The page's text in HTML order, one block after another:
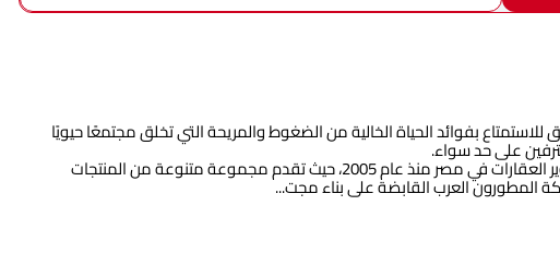
بفوائد الحياة الخالية من الضغوط والمريحة التي تخلق مجتمعًا حيويًا
على حد سواء.
تعتبر شركة المطورون العرب القابضة إحدى الشركات الرائدة في تطوير العقارات في مصر منذ عام 2005، حيث تقدم مجموعة متنوعة من المنتجات
المطورون العرب القابضة على بناء مجت...